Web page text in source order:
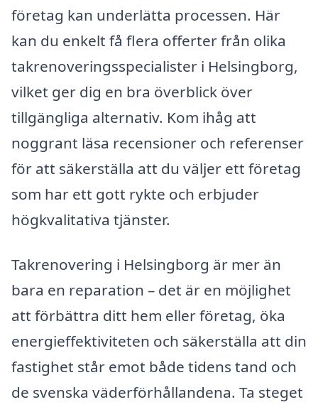
företag kan underlätta processen. Här
kan du enkelt få flera offerter från olika
takrenoveringsspecialister i Helsingborg,
vilket ger dig en bra överblick över
tillgängliga alternativ. Kom ihåg att
noggrant läsa recensioner och referenser
för att säkerställa att du väljer ett företag
som har ett gott rykte och erbjuder
högkvalitativa tjänster.
Takrenovering i Helsingborg är mer än
bara en reparation – det är en möjlighet
att förbättra ditt hem eller företag, öka
energieffektiviteten och säkerställa att din
fastighet står emot både tidens tand och
de svenska väderförhållandena. Ta steget